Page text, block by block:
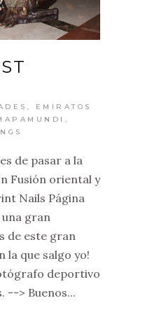
EMIRATOS
de pasar a la
Fusión oriental y
Nails Página
gran
de este gran
la que salgo yo!
deportivo
--> Buenos...